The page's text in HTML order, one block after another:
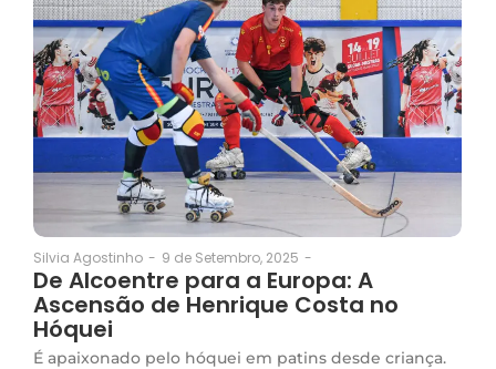
Silvia Agostinho - 9 de Setembro, 2025 -
De Alcoentre para a Europa: A
Ascensão de Henrique Costa no
Hóquei
É apaixonado pelo hóquei em patins desde criança.